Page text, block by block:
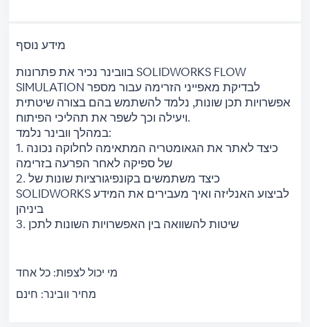
מידע נוסף
בוובינר נכיר את פתרונות SOLIDWORKS FLOW
SIMULATION לבדיקת מאפייני הזרימה עבור מספר
אפשרויות תכן שונות, נלמד להשתמש בהם בצורה שיטתית
ויעילה וכך לשפר את תהליכי הפיתוח.
במהלך וובינר נלמד:
1. כיצד לאתר את הגאומטריה המתאימה לחלוקה נכונה
של ספיקה לאחר הפרעה בזרימה
2. כיצד משתמשים בקונפיגורציות שונות של
SOLIDWORKS לביצוע האנליזה ואיך מעבירים את המידע
ביניהן
3. שיטות להשוואה בין האפשרויות השונות לתכן
מי יכול לצפות: כל אחד
מחיר וובינר: חינם